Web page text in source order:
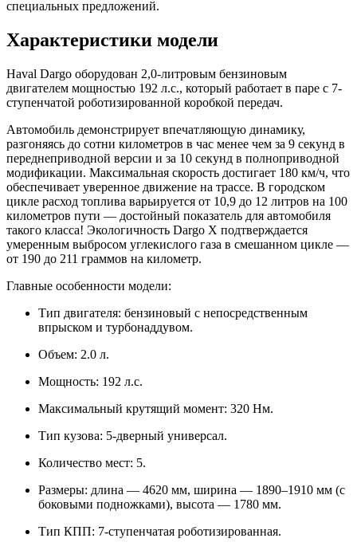
специальных предложений.
Характеристики модели
Haval Dargo оборудован 2,0-литровым бензиновым
двигателем мощностью 192 л.с., который работает в паре с 7-
ступенчатой роботизированной коробкой передач.
Автомобиль демонстрирует впечатляющую динамику,
разгоняясь до сотни километров в час менее чем за 9 секунд в
переднеприводной версии и за 10 секунд в полноприводной
модификации. Максимальная скорость достигает 180 км/ч, что
обеспечивает уверенное движение на трассе. В городском
цикле расход топлива варьируется от 10,9 до 12 литров на 100
километров пути — достойный показатель для автомобиля
такого класса! Экологичность Dargo X подтверждается
умеренным выбросом углекислого газа в смешанном цикле —
от 190 до 211 граммов на километр.
Главные особенности модели:
Тип двигателя: бензиновый с непосредственным
впрыском и турбонаддувом.
Объем: 2.0 л.
Мощность: 192 л.с.
Максимальный крутящий момент: 320 Нм.
Тип кузова: 5-дверный универсал.
Количество мест: 5.
Размеры: длина — 4620 мм, ширина — 1890–1910 мм (с
боковыми подножками), высота — 1780 мм.
Тип КПП: 7-ступенчатая роботизированная.